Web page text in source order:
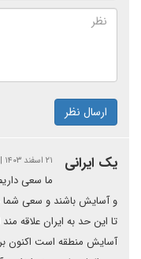
ارسال نظر
یک ایرانی ۲۱ اسفند ۱۴۰۳ | ۲۳:۵۳
ما سعی
و آسایش باشند و سعی
تا این حد به ایران علاقه
آسایش منطقه است اکنون